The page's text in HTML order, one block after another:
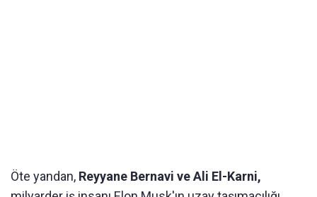
Öte yandan, Reyyane Bernavi ve Ali El-Karni,